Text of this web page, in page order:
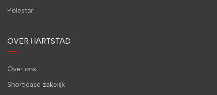
Polestar
OVER HARTSTAD
Over ons
Shortlease zakelijk